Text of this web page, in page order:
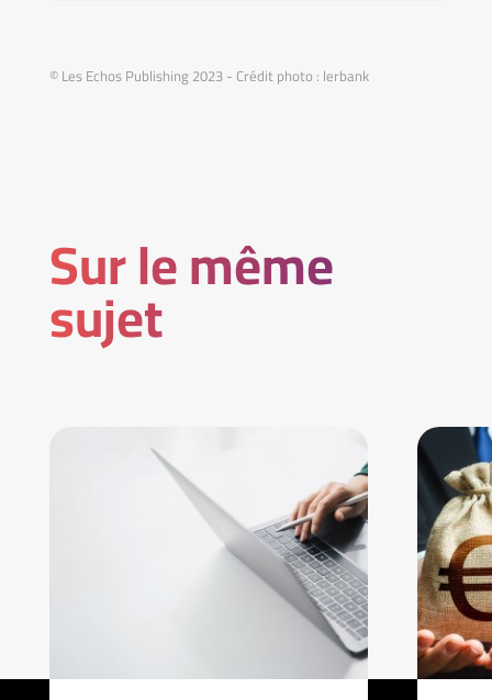
© Les Echos Publishing 2023 - Crédit photo : lerbank
Sur le même
sujet